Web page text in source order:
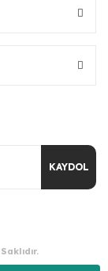
KAYDOL